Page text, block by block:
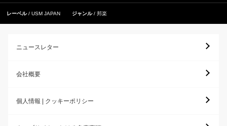
レーベル USM JAPAN ジャンル 邦楽
ニュースレター
会社概要
個人情報 | クッキーポリシー